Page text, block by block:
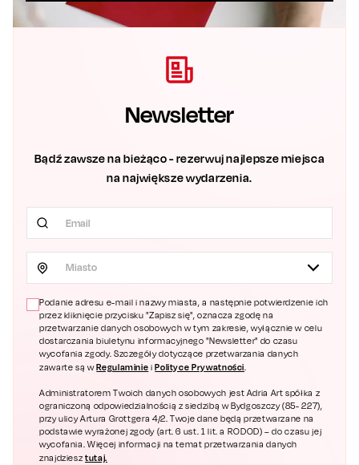
Newsletter
Bądź zawsze na bieżąco - rezerwuj najlepsze miejsca
na największe wydarzenia.
Miasto
Podanie adresu e-mail i nazwy miasta, a następnie potwierdzenie ich
przez kliknięcie przycisku "Zapisz się", oznacza zgodę na
przetwarzanie danych osobowych w tym zakresie, wyłącznie w celu
dostarczania biuletynu informacyjnego "Newsletter" do czasu
wycofania zgody. Szczegóły dotyczące przetwarzania danych
zawarte są wRegulaminie iPolityce Prywatności.
Administratorem Twoich danych osobowych jest Adria Art spółka z
ograniczoną odpowiedzialnością z siedzibą w Bydgoszczy (85- 227),
przy ulicy Artura Grottgera 4/2. Twoje dane będą przetwarzane na
podstawie wyrażonej zgody (art. 6 ust. 1 lit. a RODOD) – do czasu jej
wycofania. Więcej informacji na temat przetwarzania danych
znajdziesztutaj.